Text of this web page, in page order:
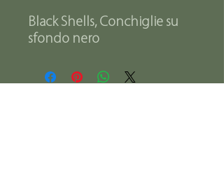
Black Shells, Conchiglie su
sfondo nero